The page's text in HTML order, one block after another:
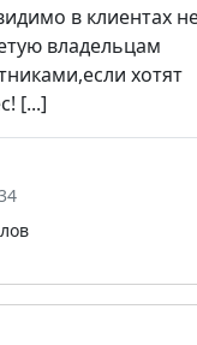
в клиентах
владельцам
хотят
[...]